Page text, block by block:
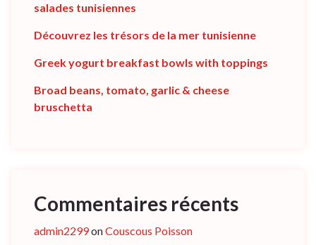
salades tunisiennes
Découvrez les trésors de la mer tunisienne
Greek yogurt breakfast bowls with toppings
Broad beans, tomato, garlic & cheese
bruschetta
Commentaires récents
admin2299onCouscous Poisson